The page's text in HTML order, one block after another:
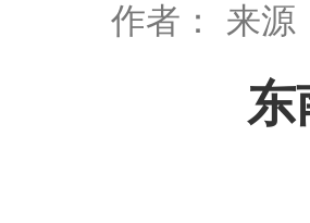
作者： 来源
东